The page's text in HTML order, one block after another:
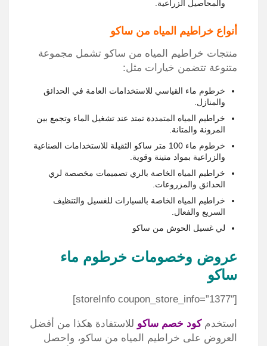
والمحاصيل الزراعية.
أنواع خراطيم المياه من ساكو
منتجات خراطيم المياه من ساكو تشمل مجموعة
متنوعة تتضمن خيارات مثل:
خرطوم ماء القياسي للاستخدامات العامة في الحدائق
والمنازل.
خراطيم المياه المتمددة تمتد عند تشغيل الماء وتجمع بين
المرونة والمتانة.
خرطوم ماء 100 متر ساكو الثقيلة للاستخدامات الصناعية
والزراعية بمواد متينة وقوية.
خراطيم المياه الخاصة بالري تصميمات مخصصة لري
الحدائق والمزروعات.
خراطيم المياه الخاصة بالسيارات للغسيل والتنظيف
السريع والفعال.
لي غسيل الحوش من ساكو
عروض وخصومات خرطوم ماء
ساكو
[storeInfo coupon_store_info=”1377″]
استخدمكود خصم ساكو للاستفادة هكذا من أفضل
العروض على خراطيم المياه من ساكو، واحصل